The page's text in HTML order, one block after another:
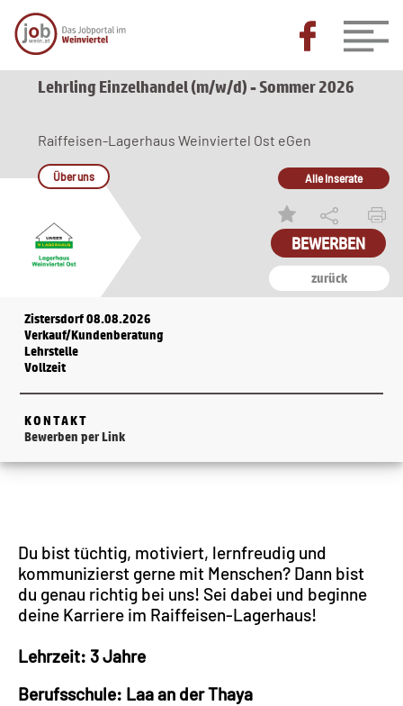
Lehrling Einzelhandel (m/w/d) - Sommer 2026
zurück
Raiffeisen-Lagerhaus Weinviertel Ost eGen
Über uns Alle Inserate
Zistersdorf 08.08.2026
Verkauf/Kundenberatung
Lehrstelle
Vollzeit
KONTAKT
Bewerben per Link
Du bist tüchtig, motiviert, lernfreudig und
kommunizierst gerne mit Menschen? Dann bist
du genau richtig bei uns! Sei dabei und beginne
deine Karriere im Raiffeisen-Lagerhaus!
Lehrzeit: 3 Jahre
Berufsschule: Laa an der Thaya